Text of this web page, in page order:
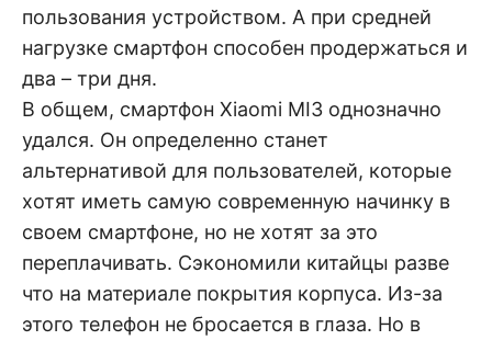
пользования устройством. А при средней
нагрузке смартфон способен продержаться и
два – три дня.
В общем, смартфон Xiaomi MI3 однозначно
удался. Он определенно станет
альтернативой для пользователей, которые
хотят иметь самую современную начинку в
своем смартфоне, но не хотят за это
переплачивать. Сэкономили китайцы разве
что на материале покрытия корпуса. Из-за
этого телефон не бросается в глаза. Но в